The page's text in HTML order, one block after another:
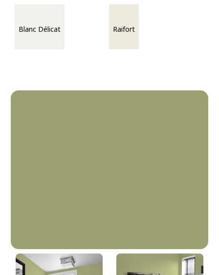
Blanc Délicat Raifort
Aneth
DLX1122-5